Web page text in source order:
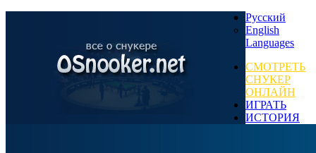
Русский
English
Languages
СМОТРЕТЬ
СНУКЕР
ОНЛАЙН
ИГРАТЬ
ИСТОРИЯ